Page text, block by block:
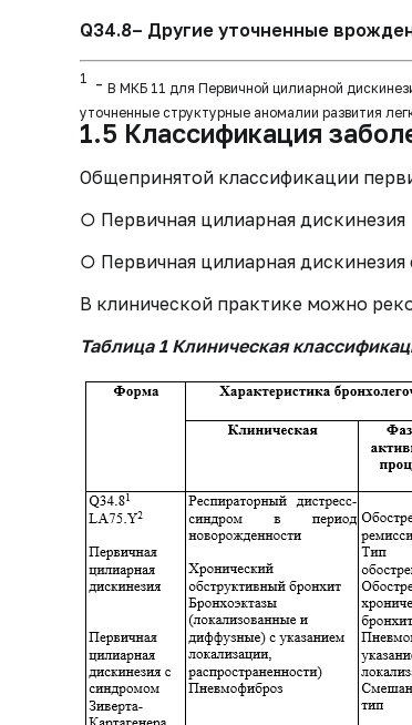
Q34.8– Другие уточненные
1 - В МКБ 11 для Первичной цилиарной
уточненные структурные аномалии развития
1.5 Классификация
Общепринятой классификации
○ Первичная цилиарная дискинезия
○ Первичная цилиарная
В клинической практике можно
Таблица 1 Клиническая